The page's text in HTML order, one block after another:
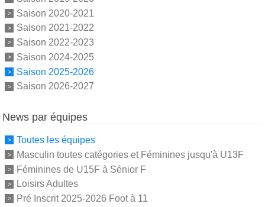
Saison 2020-2021
Saison 2021-2022
Saison 2022-2023
Saison 2024-2025
Saison 2025-2026
Saison 2026-2027
News par équipes
Toutes les équipes
Masculin toutes catégories et Féminines jusqu'à U13F
Féminines de U15F à Sénior F
Loisirs Adultes
Pré Inscrit 2025-2026 Foot à 11